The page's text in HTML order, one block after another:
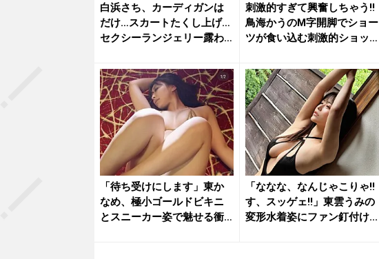
白浜さち、カーディガンは
だけ…スカートたくし上げ…
セクシーランジェリー露わ
刺激的すぎて興奮しちゃう!!
鳥海かうのM字開脚でショー
ツが食い込む刺激的ショッ
「待ち受けにします」東か
なめ、極小ゴールドビキニ
とスニーカー姿で魅せる衝
「ななな、なんじゃこりゃ!!
す、スッゲェ!!」東雲うみの
変形水着姿にファン釘付け...